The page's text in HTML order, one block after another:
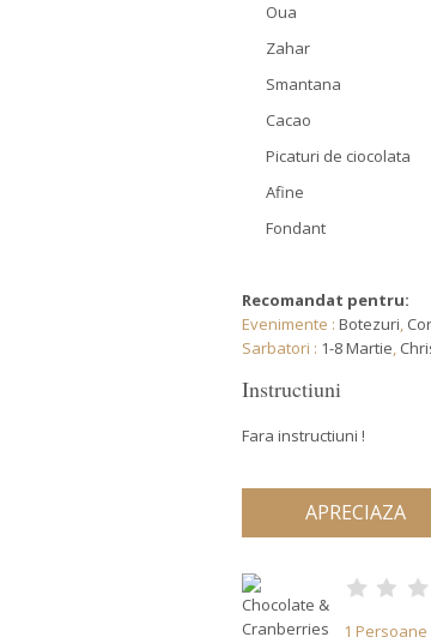
Oua
Zahar
Smantana
Cacao
Picaturi de ciocolata
Afine
Fondant
Recomandat pentru:
Evenimente : Botezuri,
Sarbatori : 1-8 Martie,
Instructiuni
Fara instructiuni !
APRECIAZA
1 Persoane